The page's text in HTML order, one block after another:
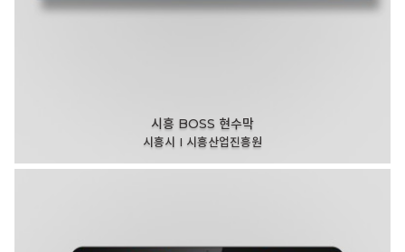
시흥 BOSS 현수막
시흥시 I 시흥산업진흥원